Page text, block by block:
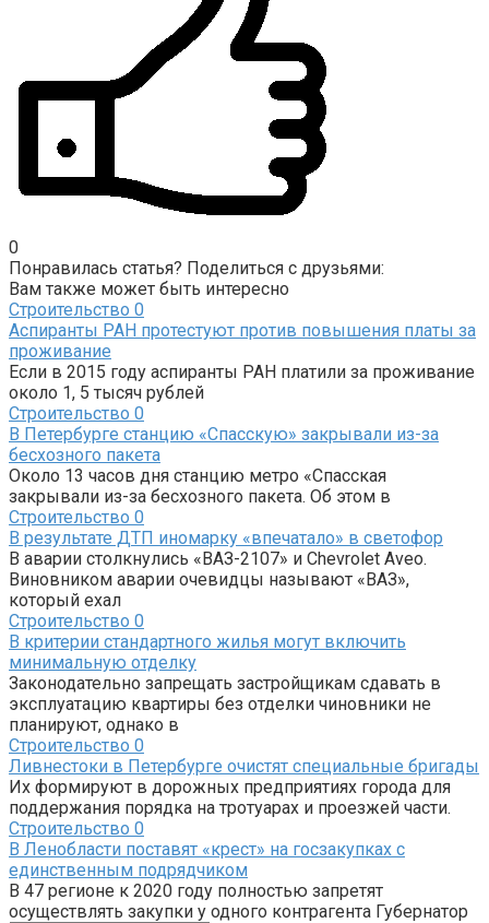
0
Понравилась статья? Поделиться с друзьями:
Вам также может быть интересно
Строительство 0
Аспиранты РАН протестуют против повышения платы за
проживание
Если в 2015 году аспиранты РАН платили за проживание
около 1, 5 тысяч рублей
Строительство 0
В Петербурге станцию «Спасскую» закрывали из-за
бесхозного пакета
Около 13 часов дня станцию метро «Спасская
закрывали из-за бесхозного пакета. Об этом в
Строительство 0
В результате ДТП иномарку «впечатало» в светофор
В аварии столкнулись «ВАЗ-2107» и Chevrolet Aveo.
Виновником аварии очевидцы называют «ВАЗ»,
который ехал
Строительство 0
В критерии стандартного жилья могут включить
минимальную отделку
Законодательно запрещать застройщикам сдавать в
эксплуатацию квартиры без отделки чиновники не
планируют, однако в
Строительство 0
Ливнестоки в Петербурге очистят специальные бригады
Их формируют в дорожных предприятиях города для
поддержания порядка на тротуарах и проезжей части.
Строительство 0
В Ленобласти поставят «крест» на госзакупках с
единственным подрядчиком
В 47 регионе к 2020 году полностью запретят
осуществлять закупки у одного контрагента Губернатор